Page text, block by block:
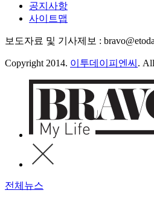
공지사항
사이트맵
보도자료 및 기사제보 :
Copyright 2014. 이투데이피엔씨 .
전체뉴스